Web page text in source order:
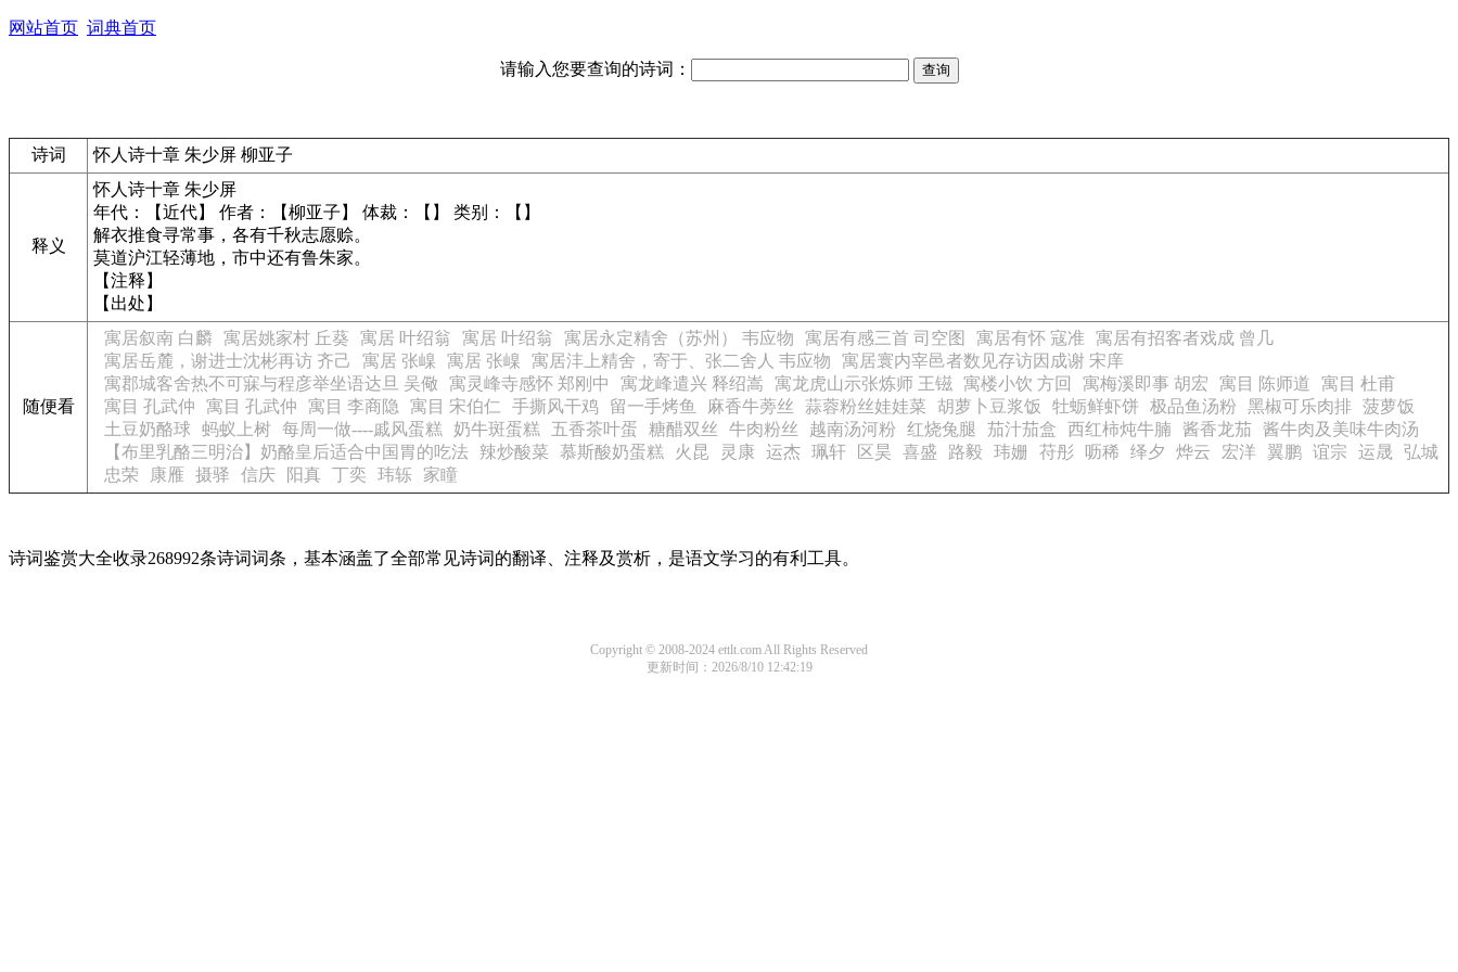
网站首页 词典首页
请输入您要查询的诗词：
诗词 怀人诗十章 朱少屏 柳亚子
释义
怀人诗十章 朱少屏
年代：【近代】 作者：【柳亚子】 体裁：【】 类别：【】
解衣推食寻常事，各有千秋志愿赊。
莫道沪江轻薄地，市中还有鲁朱家。
【注释】
【出处】
随便看
寓居叙南 白麟 寓居姚家村 丘葵 寓居 叶绍翁 寓居 叶绍翁 寓居永定精舍（苏州） 韦应物 寓居有感三首 司空图 寓居有怀 寇准
寓居有招客者戏成 曾几
寓居岳麓，谢进士沈彬再访 齐己
寓居 张嵲 寓居 张嵲 寓居沣上精舍，寄于、张二舍人 韦应物
寓居寰内宰邑者数见存访因成谢 宋庠
寓郡城客舍热不可寐与程彦举坐语达旦 吴儆
寓灵峰寺感怀 郑刚中 寓龙峰遣兴 释绍嵩 寓龙虎山示张炼师 王镃 寓楼小饮 方回 寓梅溪即事 胡宏 寓目 陈师道
寓目 杜甫
寓目 孔武仲
寓目 孔武仲 寓目 李商隐 寓目 宋伯仁 手撕风干鸡 留一手烤鱼 麻香牛蒡丝 蒜蓉粉丝娃娃菜 胡萝卜豆浆饭 牡蛎鲜虾饼 极品鱼汤粉 黑椒可乐肉排 菠萝饭
土豆奶酪球
蚂蚁上树 每周一做----戚风蛋糕 奶牛斑蛋糕 五香茶叶蛋 糖醋双丝 牛肉粉丝 越南汤河粉 红烧兔腿 茄汁茄盒 西红柿炖牛腩 酱香龙茄 酱牛肉及美味牛肉汤
【布里乳酪三明治】奶酪皇后适合中国胃的吃法 辣炒酸菜 慕斯酸奶蛋糕 火昆 灵康 运杰 珮轩 区昊 喜盛 路毅 玮姗 苻彤 呖稀 绎夕 烨云 宏洋 翼鹏 谊宗 运晟
弘城
忠荣
康雁 摄驿 信庆 阳真 丁奕 玮轹 家瞳
诗词鉴赏大全收录268992条诗词词条，基本涵盖了全部常见诗词的翻译、注释及赏析，是语文学习的有利工具。
Copyright © 2008-2024 ettlt.com All Rights Reserved
更新时间：2026/8/10 12:42:19